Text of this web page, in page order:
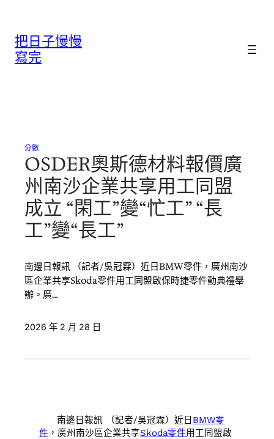
把日子慢慢
寫完
分數
OSDER奧斯德材料報價廣
州南沙企業共享用工同盟
成立 “閑工”變“忙工” “長
工”變“長工”
南邊日報訊 （記者/吳冠霖）近日BMW零件，廣州南沙
區企業共享Skoda零件用工同盟啟保時捷零件動典禮舉
辦。廣…
2026 年 2 月 28 日
南邊日報訊 （記者/吳冠霖）近日 BMW零
件 ，廣州南沙區企業共享Skoda零件用工同盟啟